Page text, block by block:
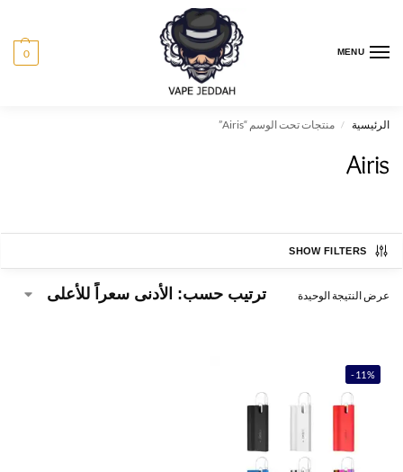
MENU
0
الرئيسية / منتجات تحت الوسم “Airis”
Airis
SHOW FILTERS
عرض النتيجة الوحيدة
-11%